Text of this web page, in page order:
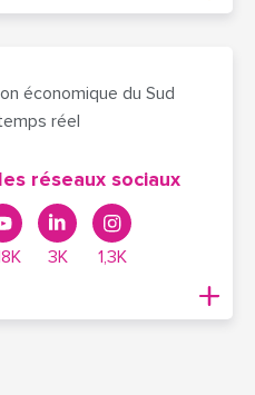
économique du Sud
réel
réseaux sociaux
3K 1,3K